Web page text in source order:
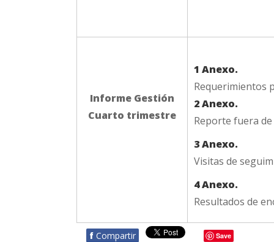
Informe Gestión
Cuarto trimestre
1 Anexo.
Requerimientos
2 Anexo.
Reporte fuera
3 Anexo.
Visitas de
4 Anexo.
Resultados de
f Compartir Save